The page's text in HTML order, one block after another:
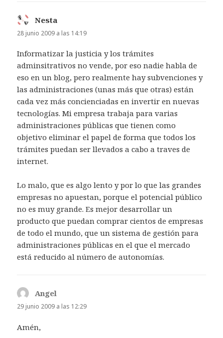
Nesta
28 junio 2009 a las 14:19
Informatizar la justicia y los trámites
adminsitrativos no vende, por eso nadie habla de
eso en un blog, pero realmente hay subvenciones y
las administraciones (unas más que otras) están
cada vez más concienciadas en invertir en nuevas
tecnologías. Mi empresa trabaja para varias
administraciones públicas que tienen como
objetivo eliminar el papel de forma que todos los
trámites puedan ser llevados a cabo a traves de
internet.
Lo malo, que es algo lento y por lo que las grandes
empresas no apuestan, porque el potencial público
no es muy grande. Es mejor desarrollar un
producto que puedan comprar cientos de empresas
de todo el mundo, que un sistema de gestión para
administraciones públicas en el que el mercado
está reducido al número de autonomías.
Angel
29 junio 2009 a las 12:29
Amén,